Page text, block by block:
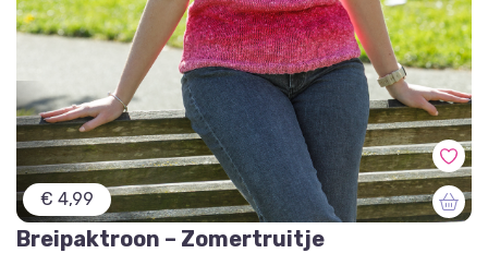
€ 4,99
Breipaktroon – Zomertruitje